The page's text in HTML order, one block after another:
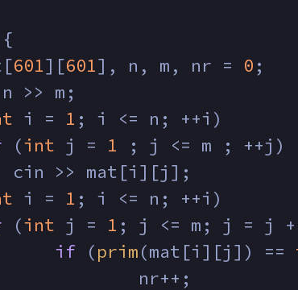
{
601][601], n, m, nr = 0 ;
>> m;
i = 1 ; i <= n; ++i)
(int j = 1 ; j <= m ; ++j)
cin >> mat[i][j];
i = 1 ; i <= n; ++i)
(int j = 1 ; j <= m; j = j +
if (prim(mat[i][j]) ==
    			nr++;